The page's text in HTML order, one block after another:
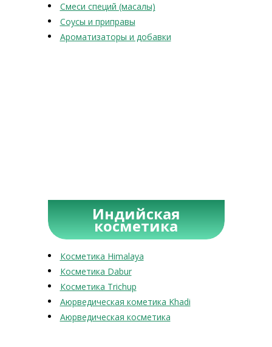
Смеси специй (масалы)
Соусы и приправы
Ароматизаторы и добавки
Индийская
косметика
Косметика Himalaya
Косметика Dabur
Косметика Trichup
Аюрведическая кометика Khadi
Аюрведическая косметика